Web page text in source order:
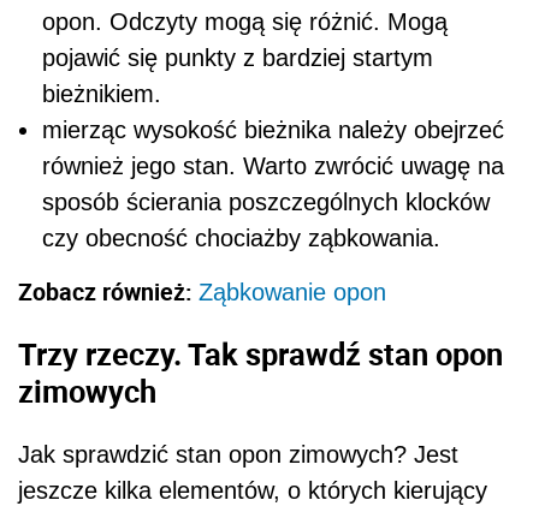
opon. Odczyty mogą się różnić. Mogą
pojawić się punkty z bardziej startym
bieżnikiem.
mierząc wysokość bieżnika należy obejrzeć
również jego stan. Warto zwrócić uwagę na
sposób ścierania poszczególnych klocków
czy obecność chociażby ząbkowania.
Zobacz również: Ząbkowanie opon
Trzy rzeczy. Tak sprawdź stan opon
zimowych
Jak sprawdzić stan opon zimowych? Jest
jeszcze kilka elementów, o których kierujący